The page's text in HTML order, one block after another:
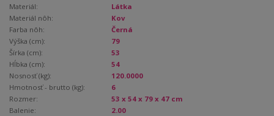
Materiál:
Látka
Materiál nôh:
Kov
Farba nôh:
Černá
Výška (cm):
79
Šírka (cm):
53
Hĺbka (cm):
54
Nosnosť (kg):
120.0000
Hmotnosť - brutto (kg):
6
Rozmer:
53 x 54 x 79 x 47 cm
Balenie:
2.00